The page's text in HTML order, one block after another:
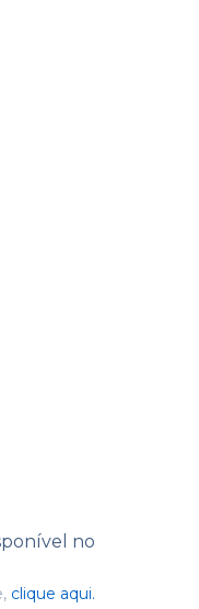
no
clique aqui.